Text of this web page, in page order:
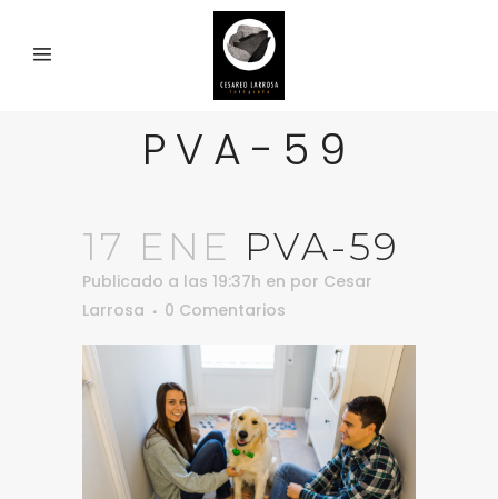
PVA-59
17 ENE PVA-59
Publicado a las 19:37h en por Cesar
Larrosa
0 Comentarios